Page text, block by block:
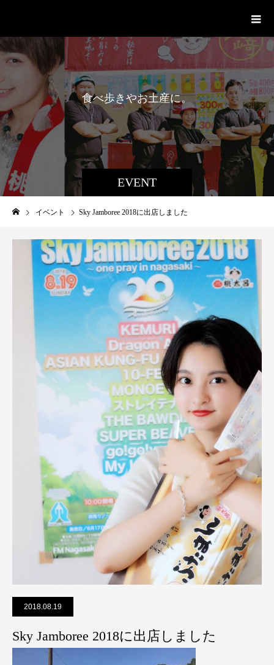
EVENT
食べ 歩 き やお土産に 。
長崎名物
イベント Sky Jamboree 2018に出店しました
2018.08.19
Sky Jamboree 2018に出店しました